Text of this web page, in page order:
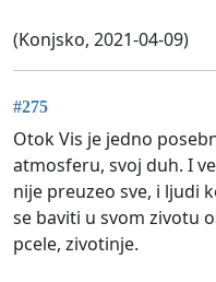
(Konjsko, 2021-04-09)
#275
Otok Vis je jedno
atmosferu, svoj duh. I
nije preuzeo sve, i ljudi
se baviti u svom zivotu
pcele, zivotinje.